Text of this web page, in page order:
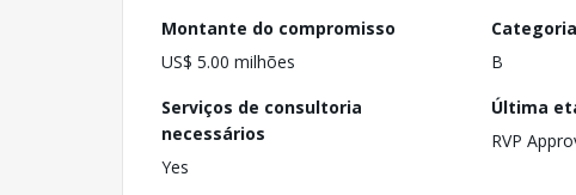
Montante do compromisso
US$ 5.00 milhões
B
Serviços de consultoria
necessários
Yes
Última
RVP